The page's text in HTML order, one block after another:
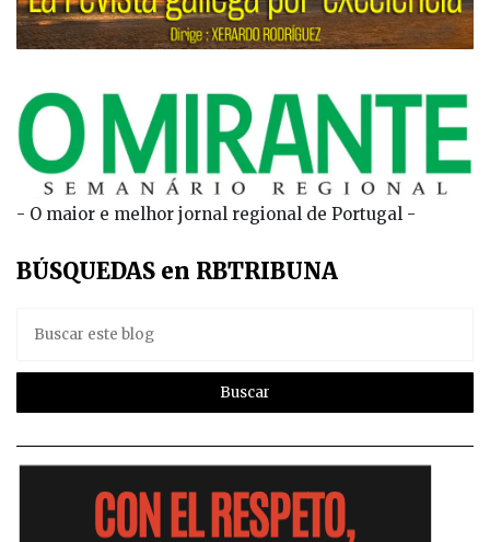
- O maior e melhor jornal regional de Portugal -
BÚSQUEDAS en RBTRIBUNA